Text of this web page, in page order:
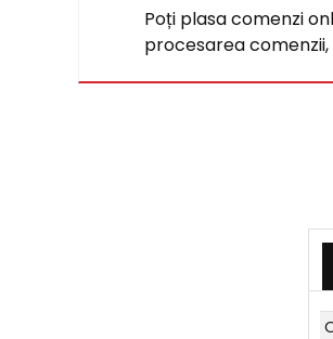
Poți plasa comenzi
procesarea